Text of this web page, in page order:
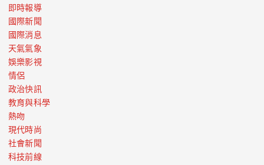
即時報導
國際新聞
國際消息
天氣氣象
娛樂影視
情侶
政治快訊
教育與科學
熱吻
現代時尚
社會新聞
科技前線